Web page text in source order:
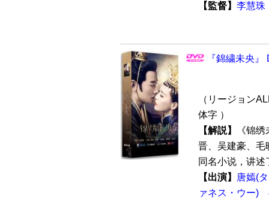
【監督】 李慧珠
『錦繍未央
（リージョン
体字 ）
【解説】
《锦
晋、吴建豪、毛
同名小说，讲
【出演】
唐嫣(
ァネス・ウー)